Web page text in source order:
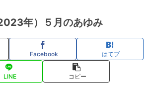
年）５月のあゆみ
Facebook はてブ
LINE コピー